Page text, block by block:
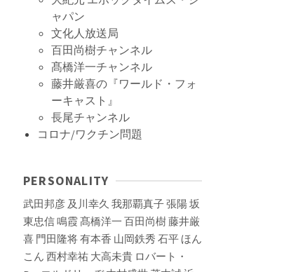
ャパン
文化人放送局
百田尚樹チャンネル
髙橋洋一チャンネル
藤井厳喜の『ワールド・フォ
ーキャスト』
長尾チャンネル
コロナ/ワクチン問題
PERSONALITY
武田邦彦 及川幸久 我那覇真子張陽坂
東忠信鳴霞 髙橋洋一 百田尚樹藤井厳
喜 門田隆将有本香 山岡鉄秀 石平 ほん
こん 西村幸祐 大高未貴 ロバート・